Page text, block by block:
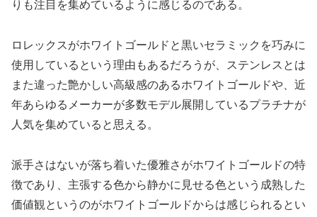
りも注目を集めているように感じるのである。
ロレックスがホワイトゴールドと黒いセラミックを巧みに
使用しているという理由もあるだろうが、ステンレスとは
また違った艶かしい高級感のあるホワイトゴールドや、近
年あらゆるメーカーが多数モデル展開しているプラチナが
人気を集めていると思える。
派手さはないが落ち着いた優雅さがホワイトゴールドの特
徴であり、主張する色から静かに見せる色という成熟した
価値観というのがホワイトゴールドからは感じられるとい